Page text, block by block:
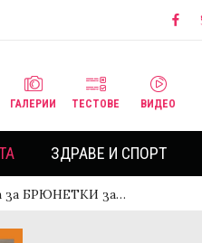
ГАЛЕРИИ ТЕСТОВЕ ВИДЕО
ЗДРАВЕ И СПОРТ
за БРЮНЕТКИ за…